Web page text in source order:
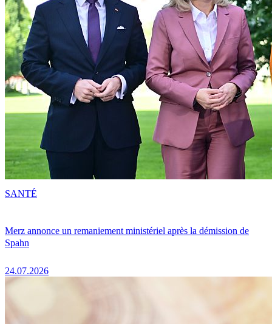
Merz annonce un remaniement ministériel après la démission de
Spahn
24.07.2026
SANTÉ